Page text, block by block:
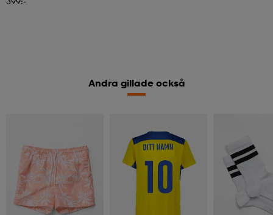
Andra gillade också